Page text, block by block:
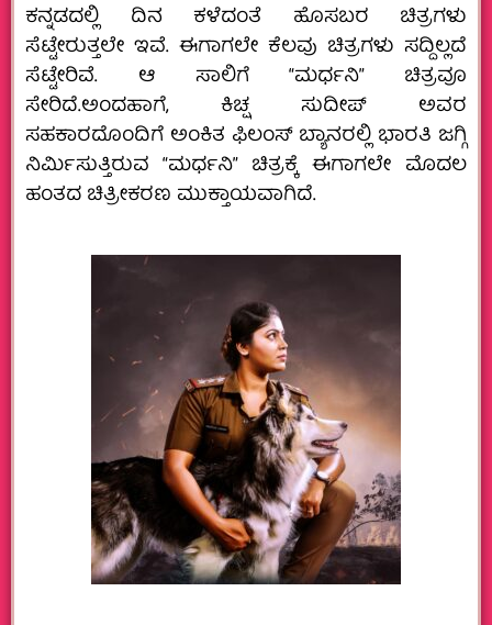
ಕನ್ನಡದಲ್ಲಿ ದಿನ‌ ಕಳೆದಂತೆ ಹೊಸಬರ ಚಿತ್ರಗಳು
ಸೆಟ್ಟೇರುತ್ತಲೇ ಇವೆ. ಈಗಾಗಲೇ ಕೆಲವು ಚಿತ್ರಗಳು ಸದ್ದಿಲ್ಲದೆ
ಸೆಟ್ಟೇರಿವೆ. ಆ ಸಾಲಿಗೆ “ಮರ್ಧನಿ” ಚಿತ್ರವೂ
ಸೇರಿದೆ.ಅಂದಹಾಗೆ, ಕಿಚ್ಷ‌ ಸುದೀಪ್‌ ಅವರ
ಸಹಕಾರದೊಂದಿಗೆ ಅಂಕಿತ ಫಿಲಂಸ್ ಬ್ಯಾನರಲ್ಲಿ ಭಾರತಿ ಜಗ್ಗಿ
ನಿರ್ಮಿಸುತ್ತಿರುವ “ಮರ್ಧನಿ” ಚಿತ್ರಕ್ಕೆ ಈಗಾಗಲೇ ಮೊದಲ
ಹಂತದ ಚಿತ್ರೀಕರಣ ಮುಕ್ತಾಯವಾಗಿದೆ.